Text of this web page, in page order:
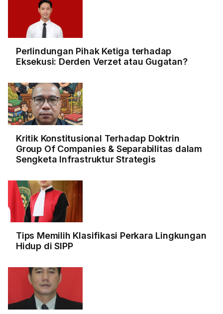
Perlindungan Pihak Ketiga terhadap
Eksekusi: Derden Verzet atau Gugatan?
Kritik Konstitusional Terhadap Doktrin
Group Of Companies & Separabilitas dalam
Sengketa Infrastruktur Strategis
Tips Memilih Klasifikasi Perkara Lingkungan
Hidup di SIPP